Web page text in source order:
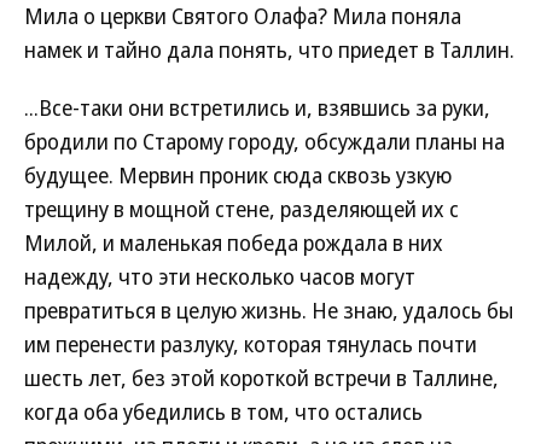
Мила о церкви Святого Олафа? Мила поняла
намек и тайно дала понять, что приедет в Таллин.
...Все-таки они встретились и, взявшись за руки,
бродили по Старому городу, обсуждали планы на
будущее. Мервин проник сюда сквозь узкую
трещину в мощной стене, разделяющей их с
Милой, и маленькая победа рождала в них
надежду, что эти несколько часов могут
превратиться в целую жизнь. Не знаю, удалось бы
им перенести разлуку, которая тянулась почти
шесть лет, без этой короткой встречи в Таллине,
когда оба убедились в том, что остались